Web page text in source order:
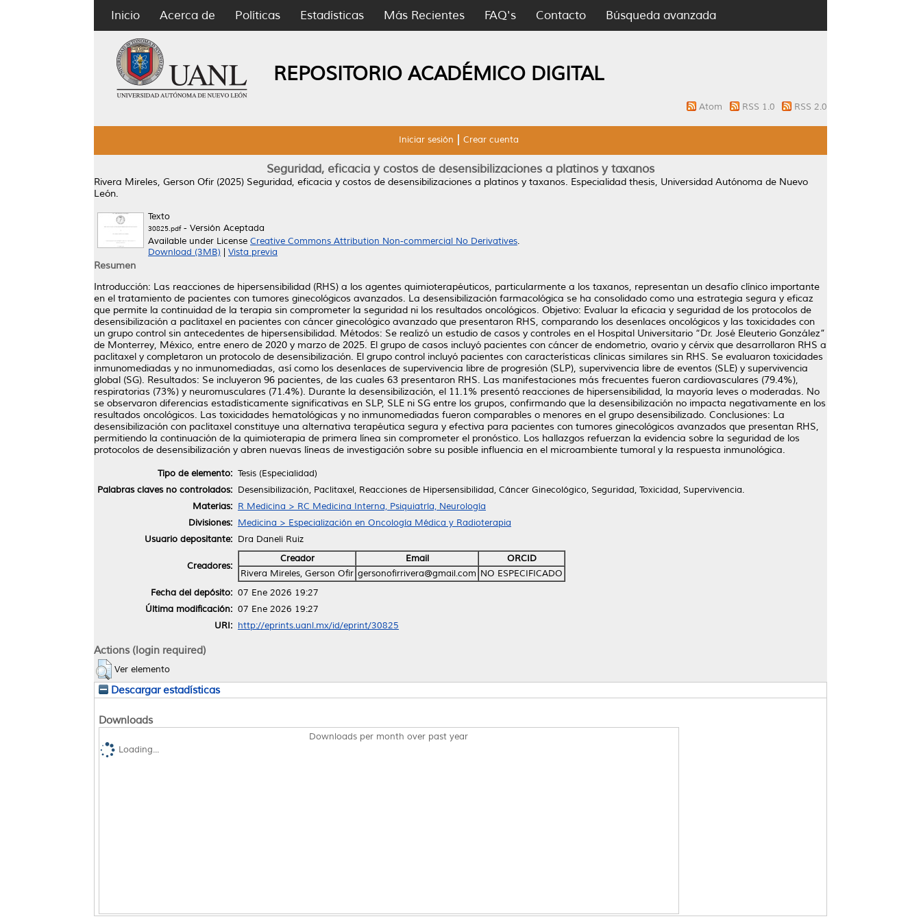
Inicio Acerca de Políticas Estadísticas Más Recientes FAQ's Contacto Búsqueda avanzada
REPOSITORIO ACADÉMICO DIGITAL
Atom RSS 1.0 RSS 2.0
Iniciar sesión Crear cuenta
Seguridad, eficacia y costos de desensibilizaciones a platinos y taxanos
Rivera Mireles, Gerson Ofir (2025) Seguridad, eficacia y costos de desensibilizaciones a platinos y taxanos. Especialidad thesis, Universidad Autónoma de Nuevo
León.
Texto
30825.pdf- Versión Aceptada
Available under License Creative Commons Attribution Non-commercial No Derivatives.
Download (3MB)
Vista previa
Resumen
Introducción: Las reacciones de hipersensibilidad (RHS) a los agentes quimioterapéuticos, particularmente a los taxanos, representan un desafío clínico importante
en el tratamiento de pacientes con tumores ginecológicos avanzados. La desensibilización farmacológica se ha consolidado como una estrategia segura y eficaz
que permite la continuidad de la terapia sin comprometer la seguridad ni los resultados oncológicos. Objetivo: Evaluar la eficacia y seguridad de los protocolos de
desensibilización a paclitaxel en pacientes con cáncer ginecológico avanzado que presentaron RHS, comparando los desenlaces oncológicos y las toxicidades con
un grupo control sin antecedentes de hipersensibilidad. Métodos: Se realizó un estudio de casos y controles en el Hospital Universitario “Dr. José Eleuterio González”
de Monterrey, México, entre enero de 2020 y marzo de 2025. El grupo de casos incluyó pacientes con cáncer de endometrio, ovario y cérvix que desarrollaron RHS a
paclitaxel y completaron un protocolo de desensibilización. El grupo control incluyó pacientes con características clínicas similares sin RHS. Se evaluaron toxicidades
inmunomediadas y no inmunomediadas, así como los desenlaces de supervivencia libre de progresión (SLP), supervivencia libre de eventos (SLE) y supervivencia
global (SG). Resultados: Se incluyeron 96 pacientes, de las cuales 63 presentaron RHS. Las manifestaciones más frecuentes fueron cardiovasculares (79.4%),
respiratorias (73%) y neuromusculares (71.4%). Durante la desensibilización, el 11.1% presentó reacciones de hipersensibilidad, la mayoría leves o moderadas. No
se observaron diferencias estadísticamente significativas en SLP, SLE ni SG entre los grupos, confirmando que la desensibilización no impacta negativamente en los
resultados oncológicos. Las toxicidades hematológicas y no inmunomediadas fueron comparables o menores en el grupo desensibilizado. Conclusiones: La
desensibilización con paclitaxel constituye una alternativa terapéutica segura y efectiva para pacientes con tumores ginecológicos avanzados que presentan RHS,
permitiendo la continuación de la quimioterapia de primera línea sin comprometer el pronóstico. Los hallazgos refuerzan la evidencia sobre la seguridad de los
protocolos de desensibilización y abren nuevas líneas de investigación sobre su posible influencia en el microambiente tumoral y la respuesta inmunológica.
Tipo de elemento: Tesis (Especialidad)
Palabras claves no controlados: Desensibilización, Paclitaxel, Reacciones de Hipersensibilidad, Cáncer Ginecológico, Seguridad, Toxicidad, Supervivencia.
Materias: R Medicina > RC Medicina Interna, Psiquiatría, Neurología
Divisiones: Medicina > Especialización en Oncología Médica y Radioterapia
Usuario depositante: Dra Daneli Ruiz
Creadores:
Creador Email
ORCID
Rivera Mireles, Gerson Ofir gersonofirrivera@gmail.com NO ESPECIFICADO
Fecha del depósito: 07 Ene 2026 19:27
Última modificación: 07 Ene 2026 19:27
URI: http://eprints.uanl.mx/id/eprint/30825
Actions (login required)
Ver elemento
Descargar estadísticas
Downloads
Downloads per month over past year
Loading...